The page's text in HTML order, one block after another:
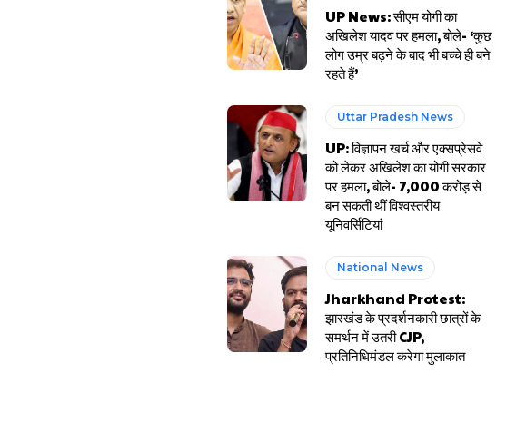
UP News: सीएम योगी का
अखिलेश यादव पर हमला, बोले- ‘कुछ
लोग उम्र बढ़ने के बाद भी बच्चे ही बने
रहते हैं’
Uttar Pradesh News
UP: विज्ञापन खर्च और एक्सप्रेसवे
को लेकर अखिलेश का योगी सरकार
पर हमला, बोले- 7,000 करोड़ से
बन सकती थीं विश्वस्तरीय
यूनिवर्सिटियां
National News
Jharkhand Protest:
झारखंड के प्रदर्शनकारी छात्रों के
समर्थन में उतरी CJP,
प्रतिनिधिमंडल करेगा मुलाकात